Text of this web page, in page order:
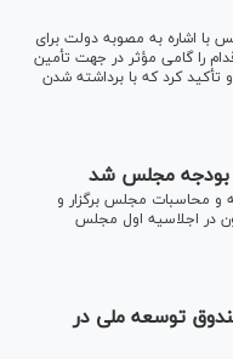
اشاره به مصوبه دولت برای
را گامی مؤثر در جهت تأمین
تأکید کرد که با برداشته شدن
بودجه مجلس شد
و محاسبات مجلس برگزار و
در اجلاسیه اول مجلس
منابع و مصارف سال ۱۳۹۹ صندوق توسعه ملی در